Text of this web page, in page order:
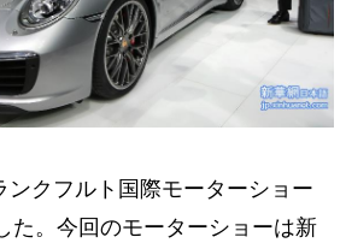
ンクフルト 国際モーターショー
た。今回のモーターショーは新